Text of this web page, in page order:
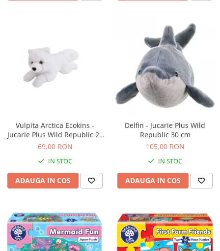
Accesorii hranire
Bavetica bebelusi
Vulpita Arctica Ecokins -
Jucarie Plus Wild Republic 20
cm
69,00 RON
IN STOC
ADAUGA IN COS
Delfin - Jucarie Plus Wild
Republic 30 cm
105,00 RON
IN STOC
ADAUGA IN COS